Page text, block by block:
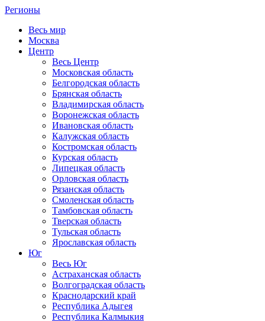
Регионы
Весь мир
Москва
Центр
Весь Центр
Московская область
Белгородская область
Брянская область
Владимирская область
Воронежская область
Ивановская область
Калужская область
Костромская область
Курская область
Липецкая область
Орловская область
Рязанская область
Смоленская область
Тамбовская область
Тверская область
Тульская область
Ярославская область
Юг
Весь Юг
Астраханская область
Волгоградская область
Краснодарский край
Республика Адыгея
Республика Калмыкия